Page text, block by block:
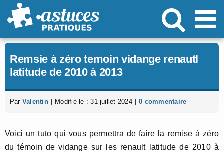
Passer
au
Remsie à zéro temoin vidange renautl
latitude de 2010 à 2013
Par Valentin Modifié le : 31 juillet 2024 0 commentaire
Voici un tuto qui vous permettra de faire la remise à zéro
du témoin de vidange sur les renault latitude de 2010 à